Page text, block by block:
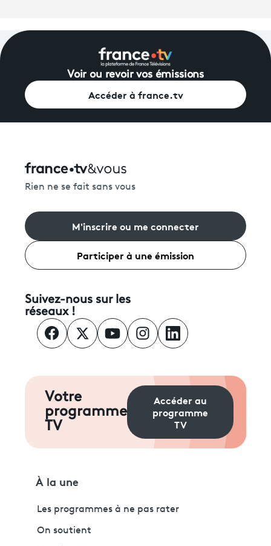
Voir ou revoir vos émissions
Accéder à france.tv
Rien ne se fait sans vous
M'inscrire ou me connecter
Participer à une émission
Suivez-nous sur les
réseaux !
Votre
programme
TV
Accéder au
programme
TV
À la une
Les programmes à ne pas rater
On soutient